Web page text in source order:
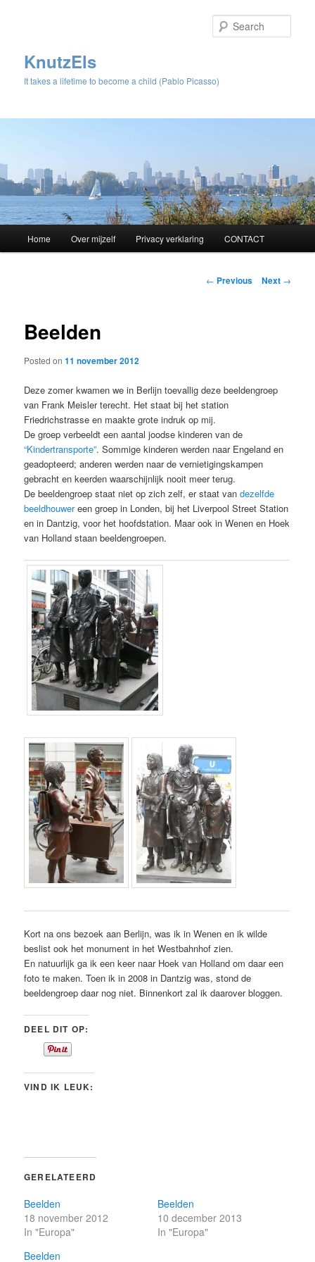
KnutzEls
It takes a lifetime to become a child (Pablo Picasso)
Skip
content
Home Over mijzelf Privacy verklaring CONTACT
Post
← Previous Next →
Beelden
Posted on11 november 2012
Deze zomer kwamen we in Berlijn toevallig deze beeldengroep
van Frank Meisler terecht. Het staat bij het station
Friedrichstrasse en maakte grote indruk op mij.
De groep verbeeldt een aantal joodse kinderen van de
“Kindertransporte”. Sommige kinderen werden naar Engeland en
geadopteerd; anderen werden naar de vernietigingskampen
gebracht en keerden waarschijnlijk nooit meer terug.
De beeldengroep staat niet op zich zelf, er staat vandezelfde
beeldhouwereen groep in Londen, bij het Liverpool Street Station
en in Dantzig, voor het hoofdstation. Maar ook in Wenen en Hoek
van Holland staan beeldengroepen.
Kort na ons bezoek aan Berlijn, was ik in Wenen en ik wilde
beslist ook het monument in het Westbahnhof zien.
En natuurlijk ga ik een keer naar Hoek van Holland om daar een
foto te maken. Toen ik in 2008 in Dantzig was, stond de
beeldengroep daar nog niet. Binnenkort zal ik daarover bloggen.
DEEL DIT OP:
VIND IK LEUK:
GERELATEERD
Beelden
18 november 2012
In "Europa"
Beelden
10 december 2013
In "Europa"
Beelden